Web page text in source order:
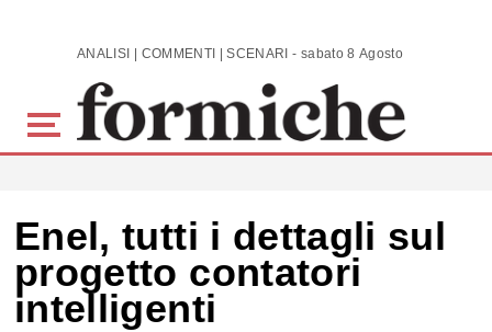
Skip to main content ANALISI | COMMENTI | SCENARI - sabato 8 Agosto 2026
Enel, tutti i dettagli sul
progetto contatori
intelligenti